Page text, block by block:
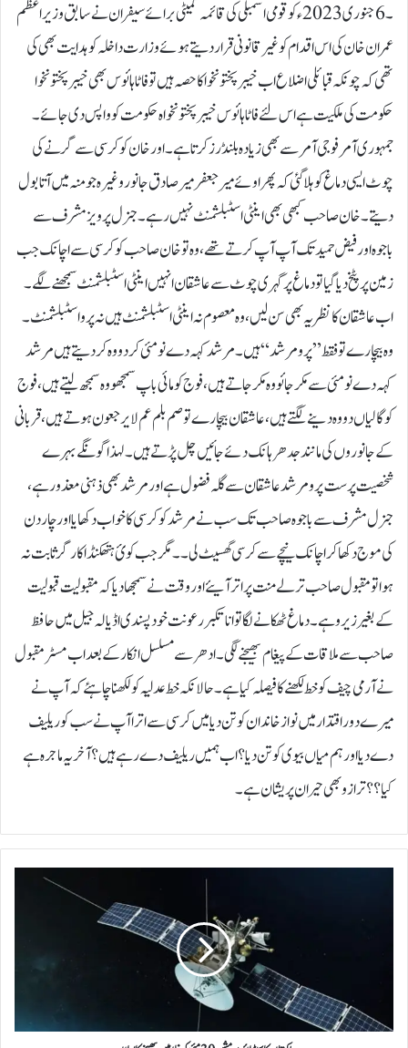
۔ 6جنوری 2023ء کو قومی اسمبلی کی قائمہ کمیٹی برائے سیفران نے سابق وزیر اعظم
عمران خان کی اس اقدام کو غیر قانونی قرار دیتے ہوئے وزارت داخلہ کو ہدایت بھی کی
تھی کہ چونکہ قبائلی اضلاع اب خیبر پختونخوا کا حصہ ہیں تو فاٹا ہائوس بھی خیبر پختونخوا
حکومت کی ملکیت ہے اس لئے فاٹا ہائوس خیبر پختونخوا ہ حکومت کو واپس دی جائے ۔
جمہوری آمر فوجی آمر سے بھی زیادہ بلنڈرز کرتا ہے۔اور خان کوکرسی سے گرنے کی
چوٹ ایسی دماغ کو ہلا گئی کہ پھر اوئے میر جعفر میر صادق جانور وغیرہ جو منہ میں آتا بول
دیتے ۔خان صاحب کبھی بھی اینٹی اسٹبلشمنٹ نہیں رہے ۔ جنرل پرویز مشرف سے
باجوہ اور فیض حمید تک آپ آپ کرتے تھے ، وہ تو خان صاحب کو کرسی سے اچانک جب
زمین پر پٹخ دیا گیا تو دماغ پر گہری چوٹ سے عاشقان انہیں اینٹی اسٹبلشمنٹ سمجھنے لگے ۔
اب عاشقان کا نظریہ بھی سن لیں ، وہ معصوم نہ اینٹی اسٹبلشمنٹ ہیں نہ پرو اسٹبلشمنٹ ۔
وہ بیچارے تو فقط” پرو مرشد “ ہیں ۔ مرشد کہہ دے نو مئی کر دو وہ کر دیتے ہیں مرشد
کہہ دے نومئی سے مکر جائو وہ مکر جاتے ہیں ، فوج کو مائی باپ سمجھو وہ سمجھ لیتے ہیں ، فوج
کوگالیاں دو وہ دینے لگتے ہیں ، عاشقان بیچارے تو صم بلم عم لا یر جعون ہوتے ہیں ،قربانی
کے جانوروں کی مانند جدھر ہانک دئے جائیں چل پڑتے ہیں ۔ لہذا گونگے بہرے
شخصیت پرست پرو مرشد عاشقان سے گلہ فضول ہے اور مرشد بھی ذہنی معذور ہے ،
جنرل مشرف سے باجوہ صاحب تک سب نے مرشد کو کرسی کا خواب دکھایا اور چار دن
کی موج دکھا کر اچانک نیچے سے کرسی گھسیٹ لی ۔ ۔ مگر جب کوئ ہتھکنڈا کارگر ثابت نہ
ہوا تو مقبول صاحب ترلے منت پر اتر آیئے اور وقت نے سمجھا دیا کہ مقبولیت قبولیت
کے بغیر زیرو ہے ۔دماغ ٹھکانے لگا تو انا تکبر رعونت خود پسندی اڈیالہ جیل میں حافظ
صاحب سے ملاقات کے پیغام بھیجنے لگی ۔ ادھر سے مسلسل انکار کے بعد اب مسٹر مقبول
نے آرمی چیف کو خط لکھنے کا فیصلہ کیا ہے۔حالانکہ خط عدلیہ کو لکھنا چاہئے کہ آپ نے
میرے دور اقتدار میں نواز خاندان کو تن دیا میں کرسی سے اترا آپ نے سب کو ریلیف
دے دیا اور ہم میاں بیوی کو تن دیا ؟ اب ہمیں ریلیف دے رہے ہیں ؟ آخر یہ ماجرہ ہے
کیا ؟؟ترازو بھی حیران پریشان ہے ۔
ا